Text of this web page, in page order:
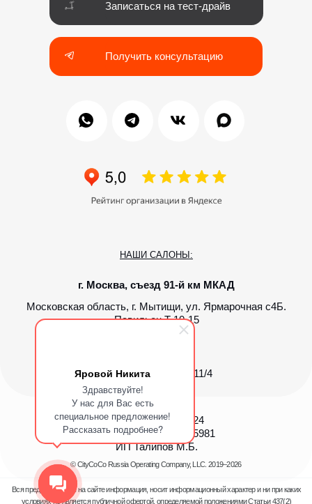
Яровой Никита
Здравствуйте!
У нас для Вас есть
специальное предложение!
Рассказать подробнее?